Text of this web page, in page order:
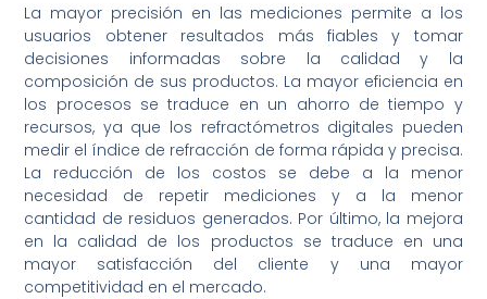
La mayor precisión en las mediciones permite a los
usuarios obtener resultados más fiables y tomar
decisiones informadas sobre la calidad y la
composición de sus productos. La mayor eficiencia en
los procesos se traduce en un ahorro de tiempo y
recursos, ya que los refractómetros digitales pueden
medir el índice de refracción de forma rápida y precisa.
La reducción de los costos se debe a la menor
necesidad de repetir mediciones y a la menor
cantidad de residuos generados. Por último, la mejora
en la calidad de los productos se traduce en una
mayor satisfacción del cliente y una mayor
competitividad en el mercado.